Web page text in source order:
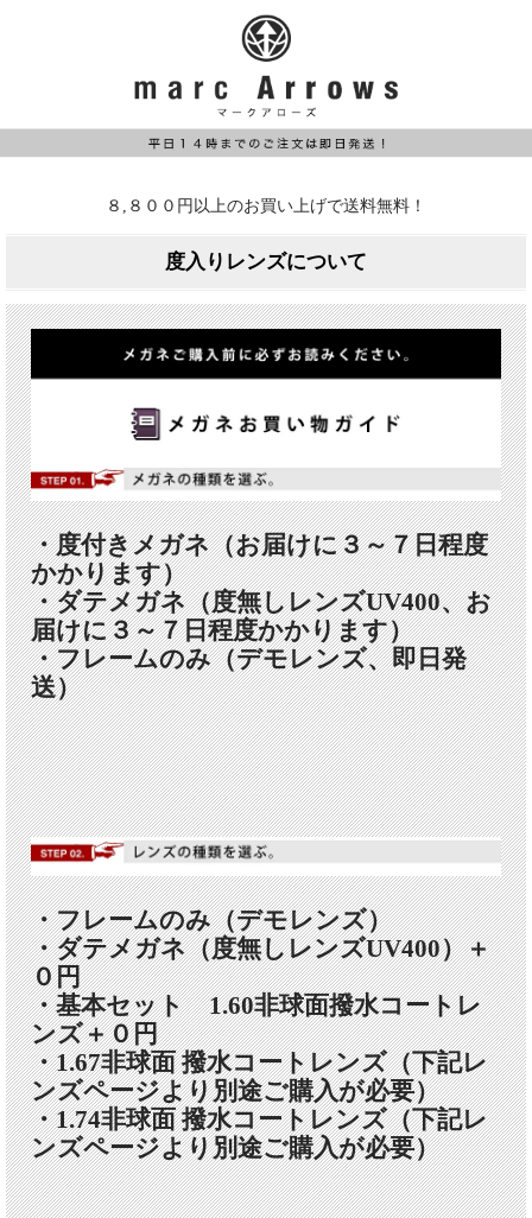
８,８００円以上のお買い上げで送料無料！
度入りレンズについて
・度付きメガネ（お届けに３～７日程度
かかります）
・ダテメガネ（度無しレンズUV400、お
届けに３～７日程度かかります）
・フレームのみ（デモレンズ、即日発
送）
・フレームのみ（デモレンズ）
・ダテメガネ（度無しレンズUV400）＋
０円
・基本セット 1.60非球面撥水コートレ
ンズ＋０円
・1.67非球面 撥水コートレンズ（下記レ
ンズページより別途ご購入が必要）
・1.74非球面 撥水コートレンズ（下記レ
ンズページより別途ご購入が必要）